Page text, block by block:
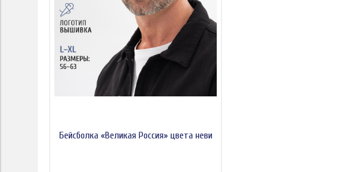
Бейсболка «Великая Россия» цвета неви